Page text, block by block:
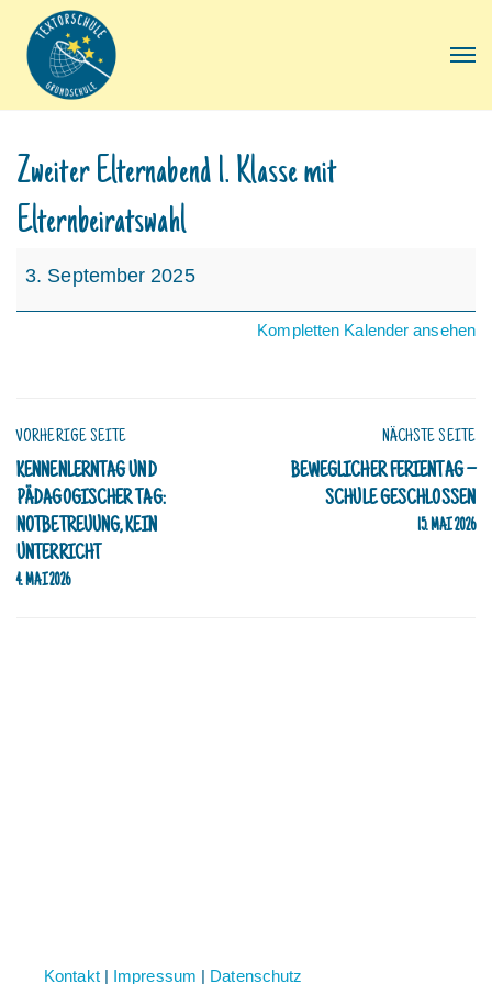
Zweiter Elternabend 1. Klasse mit
Elternbeiratswahl
Elternabend
1.
3. September 2025
Kompletten Kalender ansehen
VORHERIGE SEITE
KENNENLERNTAG UND
PÄDAGOGISCHER TAG:
NOTBETREUUNG, KEIN
UNTERRICHT
4. MAI 2026
NÄCHSTE SEITE
BEWEGLICHER FERIENTAG –
SCHULE GESCHLOSSEN
15. MAI 2026
Kontakt| Impressum | Datenschutz